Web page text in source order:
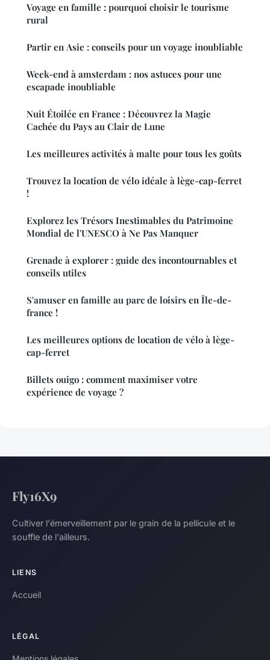
Voyage en famille : pourquoi choisir le tourisme
rural
Partir en Asie : conseils pour un voyage inoubliable
Week-end à amsterdam : nos astuces pour une
escapade inoubliable
Nuit Étoilée en France : Découvrez la Magie
Cachée du Pays au Clair de Lune
Les meilleures activités à malte pour tous les goûts
Trouvez la location de vélo idéale à lège-cap-ferret
!
Explorez les Trésors Inestimables du Patrimoine
Mondial de l'UNESCO à Ne Pas Manquer
Grenade à explorer : guide des incontournables et
conseils utiles
S'amuser en famille au parc de loisirs en Île-de-
france !
Les meilleures options de location de vélo à lège-
cap-ferret
Billets ouigo : comment maximiser votre
expérience de voyage ?
Fly16X9
Cultiver l'émerveillement par le grain de la pellicule et le
souffle de l'ailleurs.
LIENS
Accueil
LÉGAL